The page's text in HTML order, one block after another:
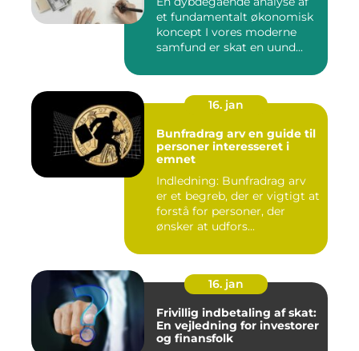
et fundamentalt økonomisk
koncept I vores moderne
samfund er skat en uund...
16. jan
Bunfradrag arv en guide til
personer interesseret i
emnet
Indledning: Bunfradrag arv
er et begreb, der er vigtigt at
forstå for personer, der
ønsker at udfors...
16. jan
Frivillig indbetaling af skat:
En vejledning for investorer
og finansfolk